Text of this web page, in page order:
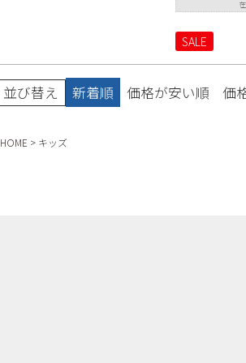
SALE
並び替え 新着順 価格が安い順 価
HOME キッズ